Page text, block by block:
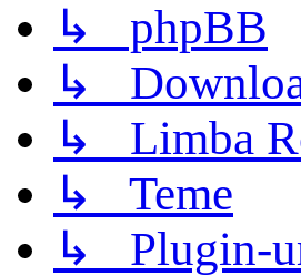
↳ phpBB
↳
↳ Limba
↳ Teme
↳ Plugin-